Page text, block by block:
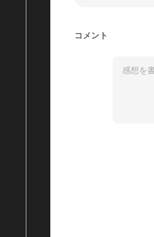
コメント